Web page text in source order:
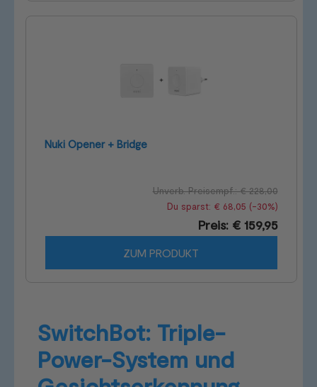
Nuki Opener + Bridge
Unverb. Preisempf.: € 228,00
Du sparst: € 68,05 (-30%)
Preis: € 159,95
ZUM PRODUKT
SwitchBot: Triple-
Power-System und